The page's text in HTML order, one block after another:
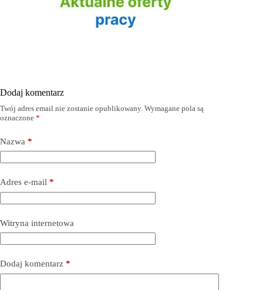
Dodaj komentarz
Twój adres email nie zostanie opublikowany. Wymagane pola są
oznaczone *
Nazwa *
Adres e-mail *
Witryna internetowa
Dodaj komentarz *